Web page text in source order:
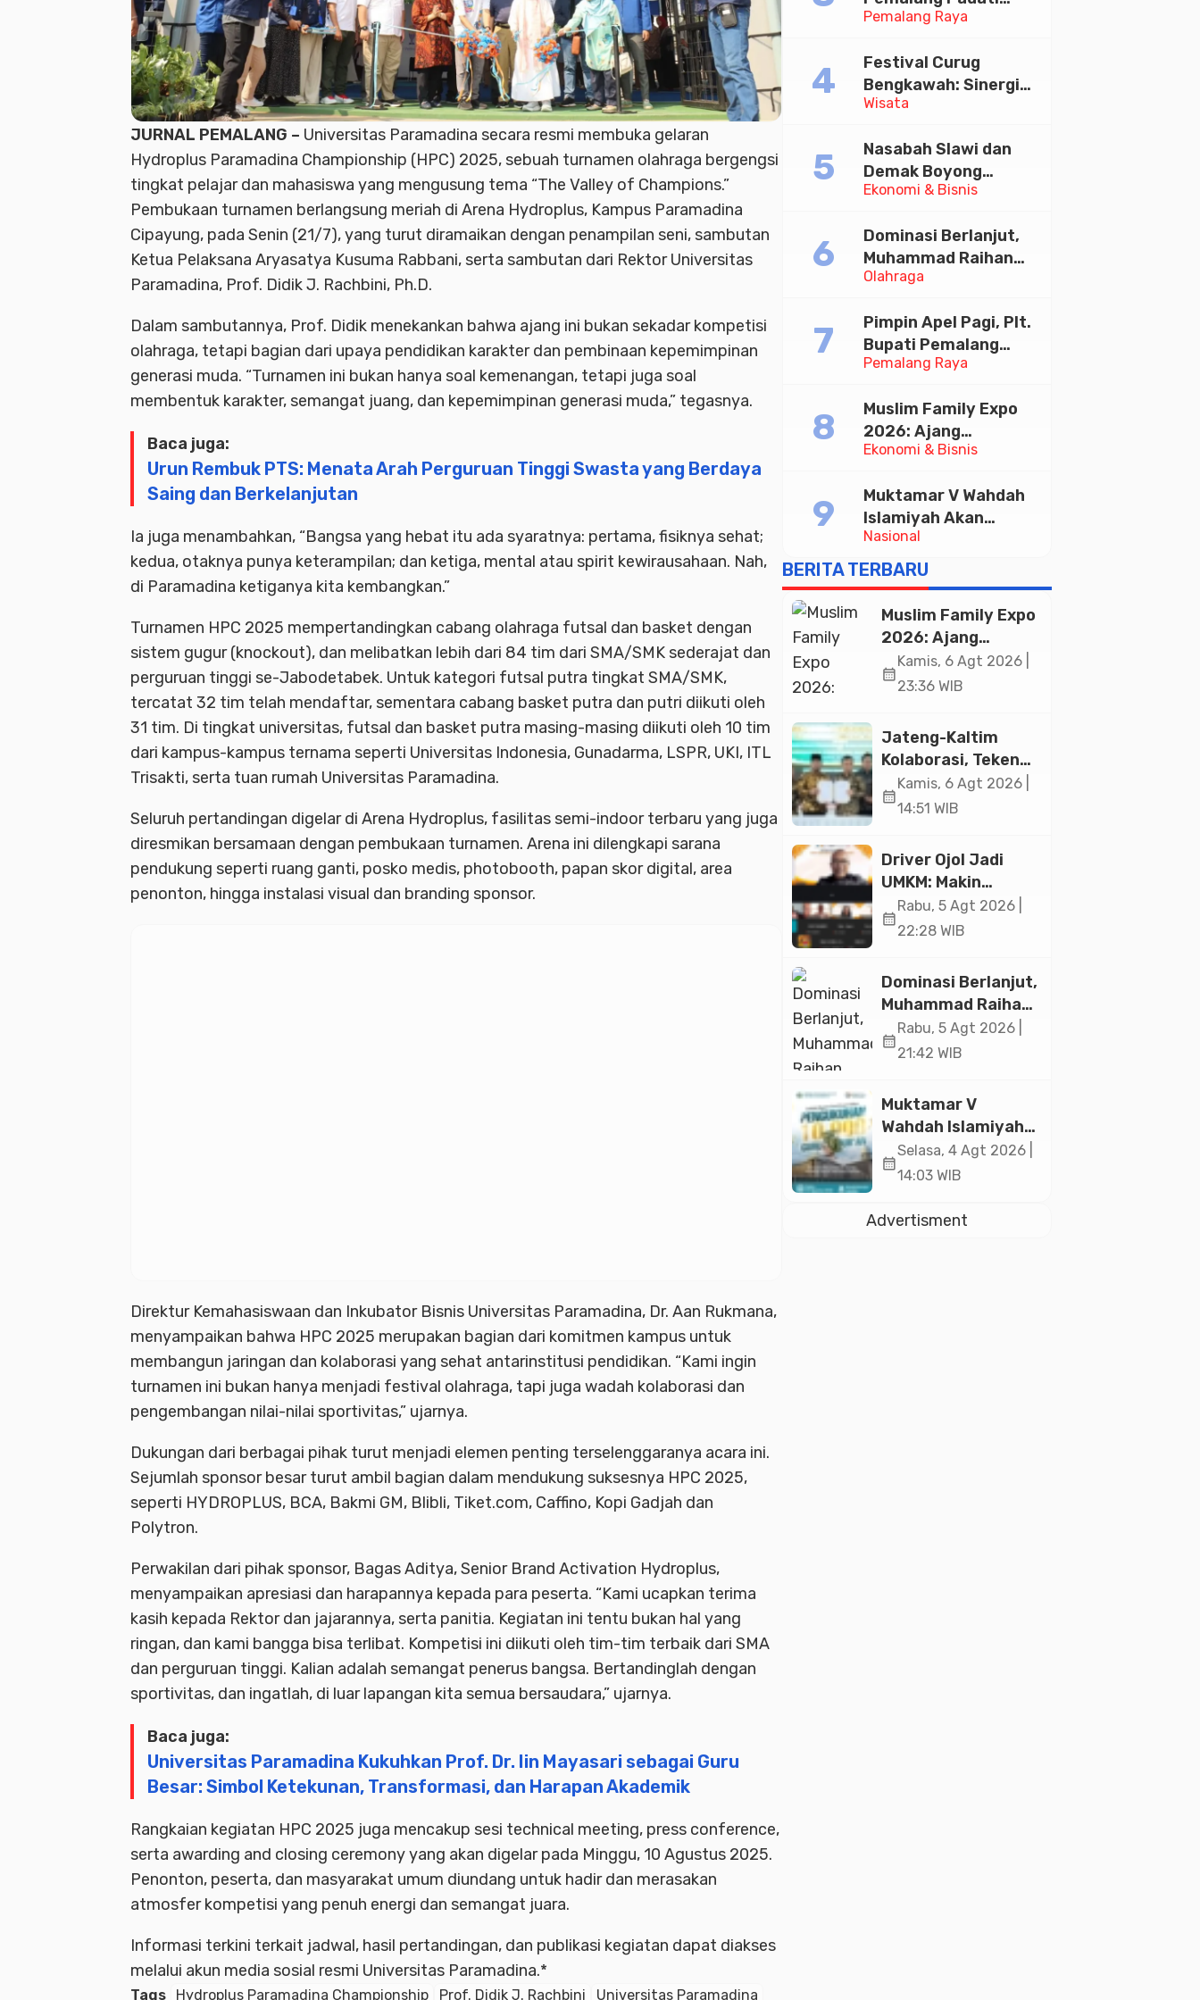
JURNAL PEMALANG – Universitas Paramadina secara resmi membuka gelaran
Hydroplus Paramadina Championship (HPC) 2025, sebuah turnamen olahraga bergengsi
tingkat pelajar dan mahasiswa yang mengusung tema “The Valley of Champions.”
Pembukaan turnamen berlangsung meriah di Arena Hydroplus, Kampus Paramadina
Cipayung, pada Senin (21/7), yang turut diramaikan dengan penampilan seni, sambutan
Ketua Pelaksana Aryasatya Kusuma Rabbani, serta sambutan dari Rektor Universitas
Paramadina, Prof. Didik J. Rachbini, Ph.D.
Dalam sambutannya, Prof. Didik menekankan bahwa ajang ini bukan sekadar kompetisi
olahraga, tetapi bagian dari upaya pendidikan karakter dan pembinaan kepemimpinan
generasi muda. “Turnamen ini bukan hanya soal kemenangan, tetapi juga soal
membentuk karakter, semangat juang, dan kepemimpinan generasi muda,” tegasnya.
Baca juga:
Urun Rembuk PTS: Menata Arah Perguruan Tinggi Swasta yang Berdaya
Saing dan Berkelanjutan
Ia juga menambahkan, “Bangsa yang hebat itu ada syaratnya: pertama, fisiknya sehat;
kedua, otaknya punya keterampilan; dan ketiga, mental atau spirit kewirausahaan. Nah,
di Paramadina ketiganya kita kembangkan.”
Turnamen HPC 2025 mempertandingkan cabang olahraga futsal dan basket dengan
sistem gugur (knockout), dan melibatkan lebih dari 84 tim dari SMA/SMK sederajat dan
perguruan tinggi se-Jabodetabek. Untuk kategori futsal putra tingkat SMA/SMK,
tercatat 32 tim telah mendaftar, sementara cabang basket putra dan putri diikuti oleh
31 tim. Di tingkat universitas, futsal dan basket putra masing-masing diikuti oleh 10 tim
dari kampus-kampus ternama seperti Universitas Indonesia, Gunadarma, LSPR, UKI, ITL
Trisakti, serta tuan rumah Universitas Paramadina.
Seluruh pertandingan digelar di Arena Hydroplus, fasilitas semi-indoor terbaru yang juga
diresmikan bersamaan dengan pembukaan turnamen. Arena ini dilengkapi sarana
pendukung seperti ruang ganti, posko medis, photobooth, papan skor digital, area
penonton, hingga instalasi visual dan branding sponsor.
Direktur Kemahasiswaan dan Inkubator Bisnis Universitas Paramadina, Dr. Aan Rukmana,
menyampaikan bahwa HPC 2025 merupakan bagian dari komitmen kampus untuk
membangun jaringan dan kolaborasi yang sehat antarinstitusi pendidikan. “Kami ingin
turnamen ini bukan hanya menjadi festival olahraga, tapi juga wadah kolaborasi dan
pengembangan nilai-nilai sportivitas,” ujarnya.
Dukungan dari berbagai pihak turut menjadi elemen penting terselenggaranya acara ini.
Sejumlah sponsor besar turut ambil bagian dalam mendukung suksesnya HPC 2025,
seperti HYDROPLUS, BCA, Bakmi GM, Blibli, Tiket.com, Caffino, Kopi Gadjah dan
Polytron.
Perwakilan dari pihak sponsor, Bagas Aditya, Senior Brand Activation Hydroplus,
menyampaikan apresiasi dan harapannya kepada para peserta. “Kami ucapkan terima
kasih kepada Rektor dan jajarannya, serta panitia. Kegiatan ini tentu bukan hal yang
ringan, dan kami bangga bisa terlibat. Kompetisi ini diikuti oleh tim-tim terbaik dari SMA
dan perguruan tinggi. Kalian adalah semangat penerus bangsa. Bertandinglah dengan
sportivitas, dan ingatlah, di luar lapangan kita semua bersaudara,” ujarnya.
Baca juga:
Universitas Paramadina Kukuhkan Prof. Dr. Iin Mayasari sebagai Guru
Besar: Simbol Ketekunan, Transformasi, dan Harapan Akademik
Rangkaian kegiatan HPC 2025 juga mencakup sesi technical meeting, press conference,
serta awarding and closing ceremony yang akan digelar pada Minggu, 10 Agustus 2025.
Penonton, peserta, dan masyarakat umum diundang untuk hadir dan merasakan
atmosfer kompetisi yang penuh energi dan semangat juara.
Informasi terkini terkait jadwal, hasil pertandingan, dan publikasi kegiatan dapat diakses
melalui akun media sosial resmi Universitas Paramadina.*
Tags Hydroplus Paramadina Championship Prof. Didik J. Rachbini Universitas Paramadina
Pemalang Raya
Kirab Festival Kamir
Wisata
Festival Curug
Bengkawah: Sinergi
Desa Sikasur dan
Memajukan Wisata
serta UMKM Lokal
Ekonomi & Bisnis
Nasabah Slawi dan
Demak Boyong
Toyota Innova Zenix
Tabungan Bima Bank
Jateng
Olahraga
Dominasi Berlanjut,
Muhammad Raihan
Fadila Sabet Emas
Taekwondo Indonesia
Open 2026
Pemalang Raya
Pimpin Apel Pagi, Plt.
Bupati Pemalang
Tekankan Disiplin dan
Pelayanan Publik
Ekonomi & Bisnis
Muslim Family Expo
2026: Ajang
Silaturahim dan
Halal di Jakarta
Nasional
Muktamar V Wahdah
Islamiyah Akan
Kukuhkan 10.000
Guru Al-Qur’an di
Masjid Istiqlal
BERITA TERBARU
Muslim Family Expo
2026: Ajang
Silaturahim dan
Kebangkitan
Jakarta
calendar_month
Kamis, 6 Agt 2026 |
23:36 WIB
Jateng-Kaltim
Kolaborasi, Teken
19 Kerja Sama
Ekonomi Senilai Rp
calendar_month
Kamis, 6 Agt 2026 |
14:51 WIB
Driver Ojol Jadi
UMKM: Makin
Sejahtera atau
Merana? Ini
Paramadina
calendar_month
Rabu, 5 Agt 2026 |
22:28 WIB
Dominasi Berlanjut,
Muhammad Raihan
Fadila Sabet Emas
Kyorugi di Asian
Indonesia Open
2026
calendar_month
Rabu, 5 Agt 2026 |
21:42 WIB
Muktamar V
Wahdah Islamiyah
Akan Kukuhkan
10.000 Guru Al-
Istiqlal
calendar_month
Selasa, 4 Agt 2026 |
14:03 WIB
Advertisment